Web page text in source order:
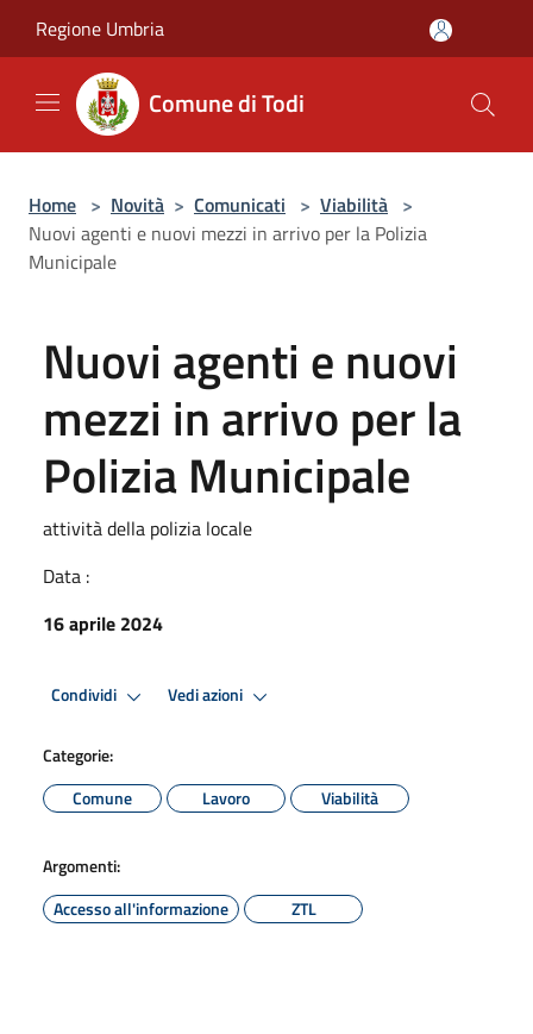
Regione Umbria
Comune di Todi
Home > Novità > Comunicati > Viabilità >
Nuovi agenti e nuovi mezzi in arrivo per la Polizia
Municipale
Nuovi agenti e nuovi
mezzi in arrivo per la
Polizia Municipale
attività della polizia locale
Data :
16 aprile 2024
Condividi Vedi azioni
Categorie:
Comune
Lavoro Viabilità
Argomenti:
Accesso all'informazione
ZTL